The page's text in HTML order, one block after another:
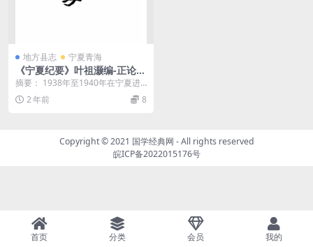
地方县志 宁夏青海
《宁夏纪要》叶祖灏编-正论出
版社-民国36[1947]-pdf古籍
摘要： 1938年至1940年在宁夏进
行考察的记要。分概论、地理的鸟
瞰、民族和人...
2 年前 8
Copyright © 2021 国学经典网 - All rights reserved
皖ICP备2022015176号
首页 分类 会员 我的